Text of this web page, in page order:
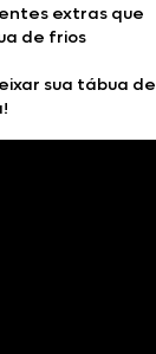
extras que
de frios
sua tábua de